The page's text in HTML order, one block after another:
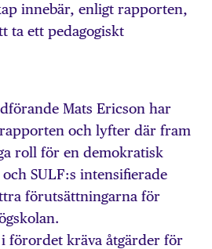
innebär, enligt rapporten,
ta ett pedagogiskt
Mats Ericson har
och lyfter där fram
roll för en demokratisk
SULF:s intensifierade
förutsättningarna för
i förordet kräva åtgärder för